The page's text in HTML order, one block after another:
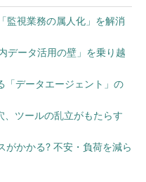
監視業務の属人化」を解消
データ活用の壁」を乗り越
「データエージェント」の
、ツールの乱立がもたらす
がかかる? 不安・負荷を減ら